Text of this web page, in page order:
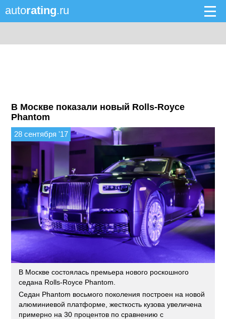
autorating.ru
В Москве показали новый Rolls-Royce
Phantom
28 сентября '17
В Москве состоялась премьера нового роскошного
седана Rolls-Royce Phantom.
Седан Phantom восьмого поколения построен на новой
алюминиевой платформе, жесткость кузова увеличена
примерно на 30 процентов по сравнению с